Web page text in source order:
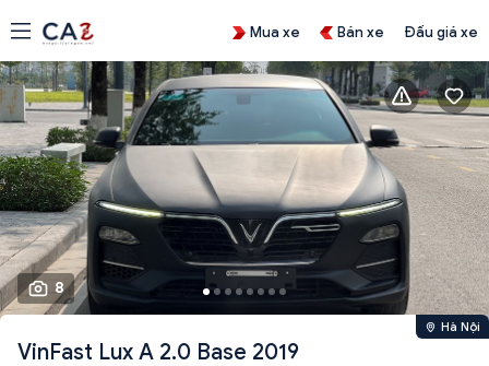
Mua xe Bán xe Đấu giá xe
8
Hà Nội
VinFast Lux A 2.0 Base 2019